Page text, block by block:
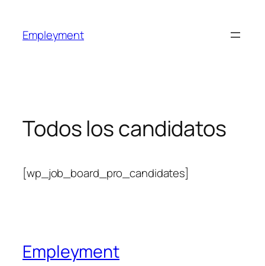
Empleyment
Todos los candidatos
[wp_job_board_pro_candidates]
Empleyment